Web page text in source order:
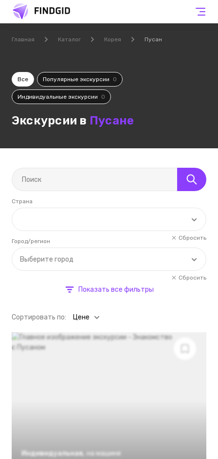
Главная Каталог Корея Пусан
Все Популярные экскурсии 0
Индивидуальные экскурсии 0
Экскурсии в Пусане
Страна
Сбросить
Выберите город
Город/регион
Сбросить
Показать все фильтры
Cортировать по: Цене
Индивидуальная на машине